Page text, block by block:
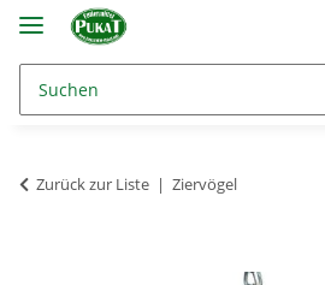
Zurück zur Liste Ziervögel